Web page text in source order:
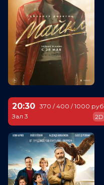
20:30
Зал 3
370 / 400 / 1000 руб.
2D